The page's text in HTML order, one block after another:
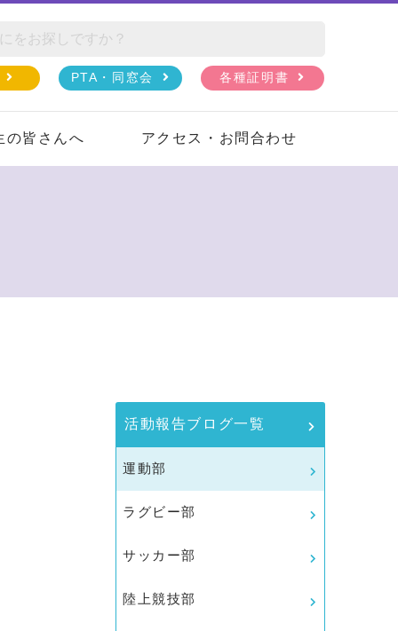
PTA・同窓会 各種証明書
の皆さんへ アクセス・お問合わせ
活動報告ブログ一覧
運動部
ラグビー部
サッカー部
陸上競技部